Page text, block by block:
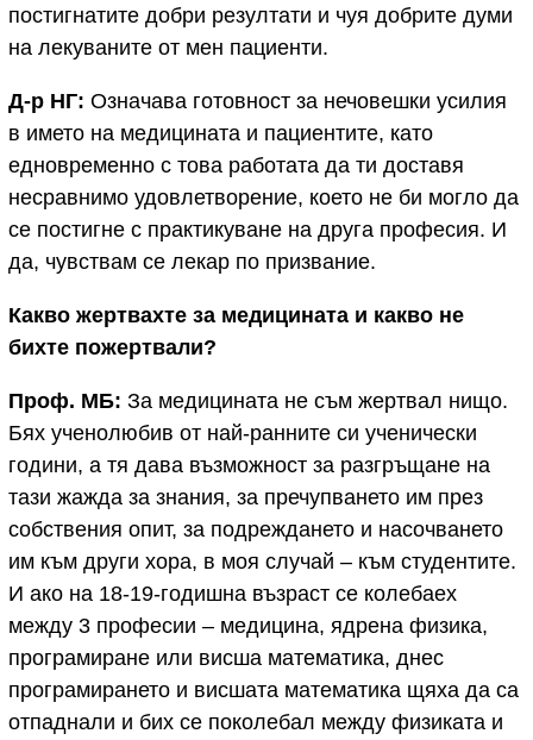
постигнатите добри резултати и чуя добрите думи
на лекуваните от мен пациенти.
Д-р НГ: Означава готовност за нечовешки усилия
в името на медицината и пациентите, като
едновременно с това работата да ти доставя
несравнимо удовлетворение, което не би могло да
се постигне с практикуване на друга професия. И
да, чувствам се лекар по призвание.
Какво жертвахте за медицината и какво не
бихте пожертвали?
Проф. МБ: За медицината не съм жертвал нищо.
Бях ученолюбив от най-ранните си ученически
години, а тя дава възможност за разгръщане на
тази жажда за знания, за пречупването им през
собствения опит, за подреждането и насочването
им към други хора, в моя случай – към студентите.
И ако на 18-19-годишна възраст се колебаех
между 3 професии – медицина, ядрена физика,
програмиране или висша математика, днес
програмирането и висшата математика щяха да са
отпаднали и бих се поколебал между физиката и